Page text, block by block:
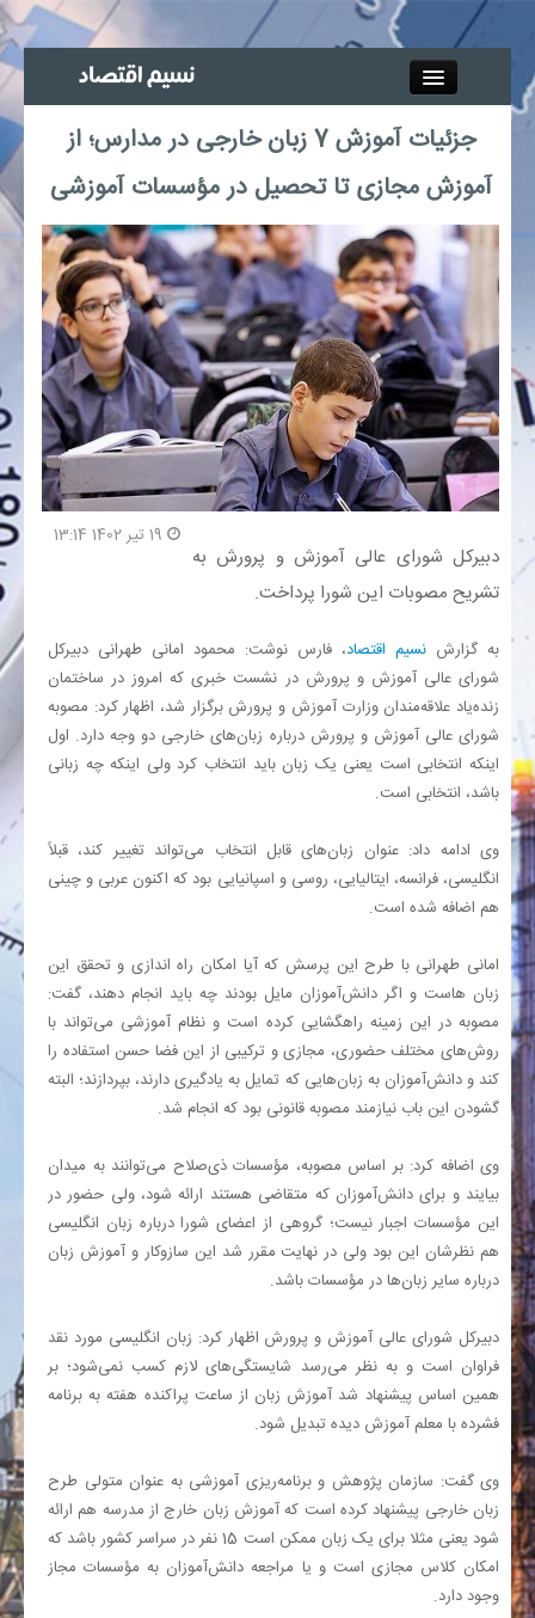
جذب خبرنگار
آگهی استخدام
پیوند‌ها
چند رسانه‌ای
اجتماعی
صنعت معدن و تجارت
بانک
انرژی
اقتصاد
جزئیات آموزش 7 زبان خارجی در مدارس؛ از
آموزش مجازی تا تحصیل در مؤسسات آموزشی
دبیرکل شورای عالی آموزش و پرورش به
تشریح مصوبات این شورا پرداخت.
به گزارش نسیم اقتصاد، فارس نوشت: محمود امانی طهرانی دبیرکل
شورای عالی آموزش و پرورش در نشست خبری که امروز در ساختمان
زنده‌یاد علاقه‌مندان وزارت آموزش و پرورش برگزار شد، اظهار کرد: مصوبه
شورای عالی آموزش و پرورش درباره زبان‌های خارجی دو وجه دارد. اول
اینکه انتخابی است یعنی یک زبان باید انتخاب کرد ولی اینکه چه زبانی
باشد، انتخابی است.
وی ادامه داد: عنوان زبان‌های قابل انتخاب می‌تواند تغییر کند، قبلاً
انگلیسی، فرانسه، ایتالیایی، روسی و اسپانیایی بود که اکنون عربی و چینی
هم اضافه شده است.
امانی طهرانی با طرح این پرسش که آیا امکان راه اندازی و تحقق این
زبان هاست و اگر دانش‌آموزان مایل بودند چه باید انجام دهند، گفت:
مصوبه در این زمینه راهگشایی کرده است و نظام آموزشی می‌تواند با
روش‌های مختلف حضوری، مجازی و ترکیبی از این فضا حسن استفاده را
کند و دانش‌آموزان به زبان‌هایی که تمایل به یادگیری دارند، بپردازند؛ البته
گشودن این باب نیازمند مصوبه قانونی بود که انجام شد.
وی اضافه کرد: بر اساس مصوبه، مؤسسات ذی‌صلاح می‌توانند به میدان
بیایند و برای دانش‌آموزان که متقاضی هستند ارائه شود، ولی حضور در
این مؤسسات اجبار نیست؛ گروهی از اعضای شورا درباره زبان انگلیسی
هم نظرشان این بود ولی در نهایت مقرر شد این سازوکار و آموزش زبان
درباره سایر زبان‌ها در مؤسسات باشد.
دبیرکل شورای عالی آموزش و پرورش اظهار کرد: زبان انگلیسی مورد نقد
فراوان است و به نظر می‌رسد شایستگی‌های لازم کسب نمی‌شود؛ بر
همین اساس پیشنهاد شد آموزش زبان از ساعت پراکنده هفته به برنامه
فشرده با معلم آموزش دیده تبدیل شود.
وی گفت: سازمان پژوهش و برنامه‌ریزی آموزشی به عنوان متولی طرح
زبان خارجی پیشنهاد کرده است که آموزش زبان خارج از مدرسه هم ارائه
شود یعنی مثلا برای یک زبان ممکن است 15 نفر در سراسر کشور باشد که
امکان کلاس مجازی است و یا مراجعه دانش‌آموزان به مؤسسات مجاز
وجود دارد.